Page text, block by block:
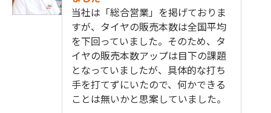
当社は「総合営業」を掲げておりま
すが、タイヤの販売本数は全国平均
を下回っていました。そのため、タ
イヤの販売本数アップは目下の課題
となっていましたが、具体的な打ち
手を打てずにいたので、何かできる
ことは無いかと思案していました。